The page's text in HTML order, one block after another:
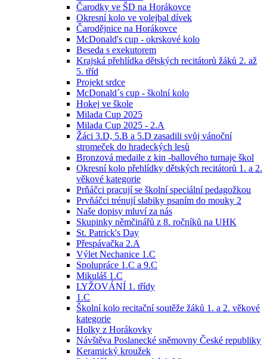
Čarodky ve ŠD na Horákovce
Okresní kolo ve volejbal dívek
Čarodějnice na Horákovce
McDonald's cup - okrskové kolo
Beseda s exekutorem
Krajská přehlídka dětských recitátorů žáků 2. až
5. tříd
Projekt srdce
McDonald´s cup - školní kolo
Hokej ve škole
Milada Cup 2025
Milada Cup 2025 - 2.A
Žáci 3.D, 5.B a 5.D zasadili svůj vánoční
stromeček do hradeckých lesů
Bronzová medaile z kin -ballového turnaje škol
Okresní kolo přehlídky dětských recitátorů 1. a 2.
věkové kategorie
Prňáčci pracují se školní speciální pedagožkou
Prvňáčci trénují slabiky psaním do mouky 2
Naše dopisy mluví za nás
Skupinky němčinářů z 8. ročníků na UHK
St. Patrick's Day
Přespávačka 2.A
Výlet Nechanice 1.C
Spolupráce 1.C a 9.C
Mikuláš 1.C
LYŽOVÁNÍ 1. třídy
1.C
Školní kolo recitační soutěže žáků 1. a 2. věkové
kategorie
Holky z Horákovky
Návštěva Poslanecké sněmovny České republiky
Keramický kroužek